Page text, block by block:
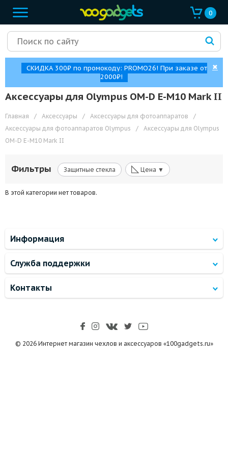
0
СКИДКА 300₽ по промокоду: PROMO26! При заказе от
2000₽!
✖
Аксессуары для Olympus OM-D E-M10 Mark II
Главная / Аксессуары / Аксессуары для фотоаппаратов
/
Аксессуары для фотоаппаратов Olympus
/
Аксессуары для Olympus
OM-D E-M10 Mark II
Фильтры Защитные стекла ◺ Цена ▼
В этой категории нет товаров.
Информация
Служба поддержки
Контакты
© 2026 Интернет магазин чехлов и аксессуаров «100gadgets.ru»